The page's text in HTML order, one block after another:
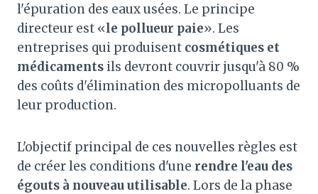
l'épuration des eaux usées. Le principe
directeur est «le pollueur paie». Les
entreprises qui produisent cosmétiques et
médicaments ils devront couvrir jusqu'à 80 %
des coûts d'élimination des micropolluants de
leur production.
L'objectif principal de ces nouvelles règles est
de créer les conditions d'une rendre l'eau des
égouts à nouveau utilisable. Lors de la phase